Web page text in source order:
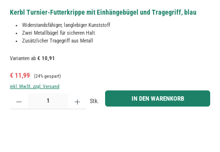
Kerbl Turnier-Futterkrippe mit Einhängebügel und Tragegriff, blau
Widerstandsfähiger, langlebiger Kunststoff
Zwei Metallbügel für sicheren Halt
Zusätzlicher Tragegriff aus Metall
Varianten ab € 10,91
Verkaufspreis:
€ 11,99 Regulärer Preis:
(24% gespart)
inkl. MwSt. zzgl. Versand
Produkt Anzahl: Gib den gewünschten Wert ein oder benutze die Schaltflächen um die Anzahl zu
Stk. IN DEN WARENKORB